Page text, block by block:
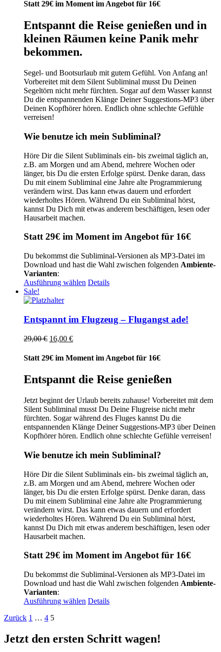
Statt 29€ im Moment im Angebot für 16€
Entspannt die Reise genießen und in
kleinen Räumen keine Panik mehr
bekommen.
Segel- und Bootsurlaub mit gutem Gefühl. Von Anfang an!
Vorbereitet mit dem Silent Subliminal musst Du Deinen
Segeltörn nicht mehr fürchten. Sogar auf dem Wasser kannst
Du die entspannenden Klänge Deiner Suggestions-MP3 über
Deinen Kopfhörer hören. Endlich ohne schlechte Gefühle
verreisen!
Wie benutze ich mein Subliminal?
Höre Dir die Silent Subliminals ein- bis zweimal täglich an,
z.B. am Morgen und am Abend, mehrere Wochen oder
länger, bis Du die ersten Erfolge spürst. Denke daran, dass
Du mit einem Subliminal eine Jahre alte Programmierung
verändern wirst. Das kann etwas dauern und erfordert
wiederholtes Hören. Während Du ein Subliminal hörst,
kannst Du Dich mit etwas anderem beschäftigen, lesen oder
Hausarbeit machen.
Statt 29€ im Moment im Angebot für 16€
Du bekommst die Subliminal-Versionen als MP3-Datei im
Download und hast die Wahl zwischen folgenden Ambiente-
Varianten:
Ausführung wählen Dieses
Varianten
auf.
können
auf
Produktseite
werden
Details
Sale!
Entspannt im Flugzeug – Flugangst ade!
29,00€ Ursprünglicher
war:
16,00 €Aktueller
ist:
Statt 29€ im Moment im Angebot für 16€
Entspannt die Reise genießen
Jetzt beginnt der Urlaub bereits zuhause! Vorbereitet mit dem
Silent Subliminal musst Du Deine Flugreise nicht mehr
fürchten. Sogar während des Fluges kannst Du die
entspannenden Klänge Deiner Suggestions-MP3 über Deinen
Kopfhörer hören. Endlich ohne schlechte Gefühle verreisen!
Wie benutze ich mein Subliminal?
Höre Dir die Silent Subliminals ein- bis zweimal täglich an,
z.B. am Morgen und am Abend, mehrere Wochen oder
länger, bis Du die ersten Erfolge spürst. Denke daran, dass
Du mit einem Subliminal eine Jahre alte Programmierung
verändern wirst. Das kann etwas dauern und erfordert
wiederholtes Hören. Während Du ein Subliminal hörst,
kannst Du Dich mit etwas anderem beschäftigen, lesen oder
Hausarbeit machen.
Statt 29€ im Moment im Angebot für 16€
Du bekommst die Subliminal-Versionen als MP3-Datei im
Download und hast die Wahl zwischen folgenden Ambiente-
Varianten:
Ausführung wählen Dieses
Varianten
auf.
Details
Zurück 1 … 4 5
Jetzt den ersten Schritt wagen!